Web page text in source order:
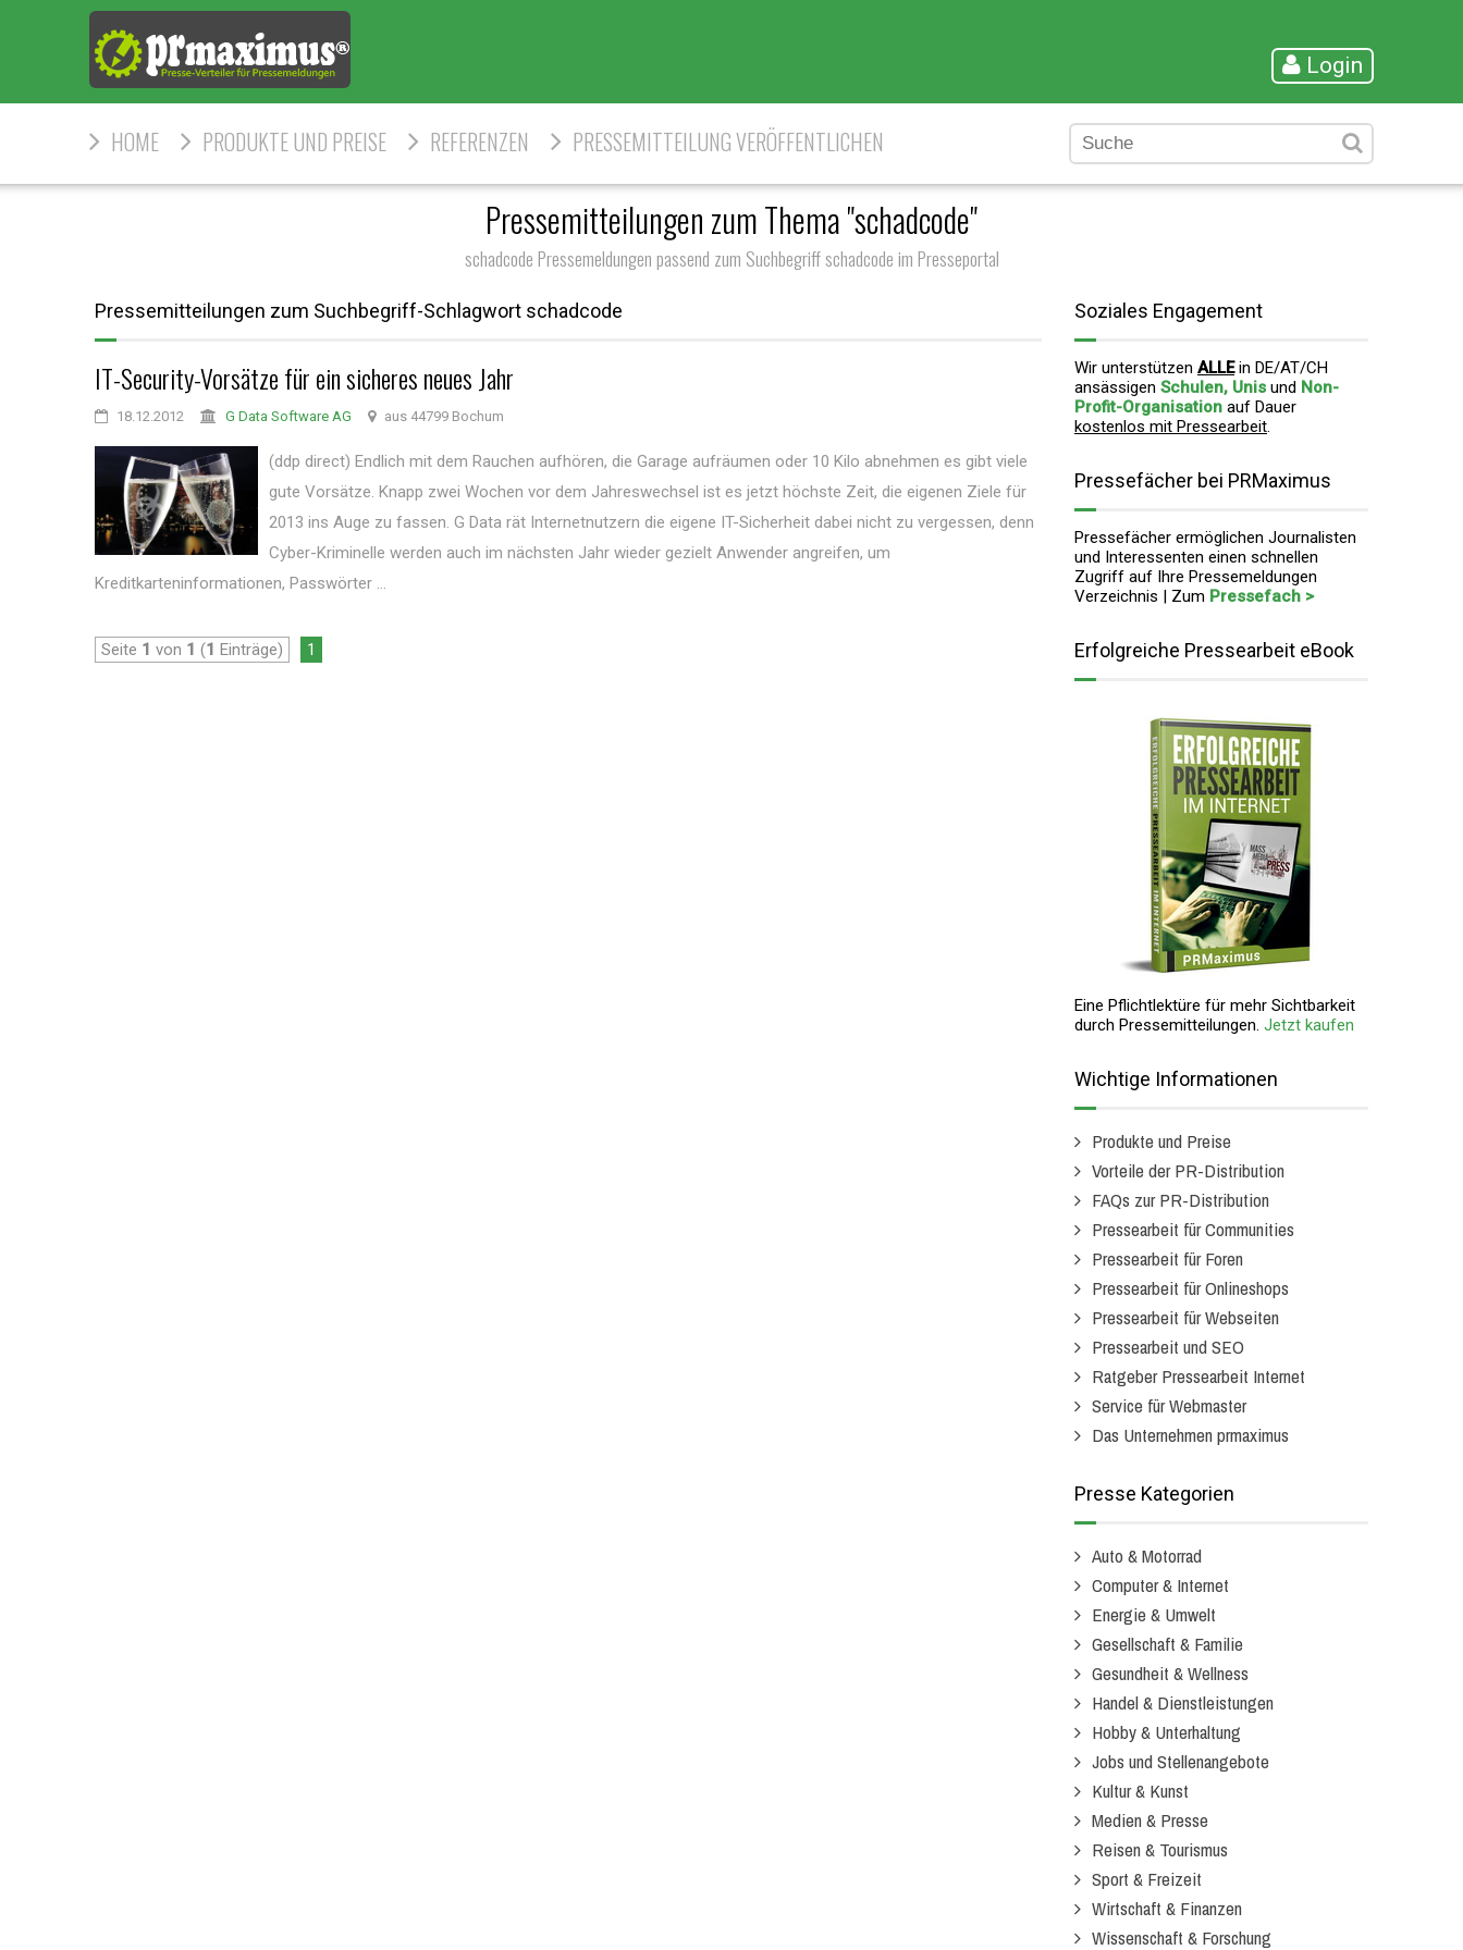
Login
HOME PRODUKTE UND PREISE REFERENZEN PRESSEMITTEILUNG VERÖFFENTLICHEN
Pressemitteilungen zum Thema "schadcode"
schadcode Pressemeldungen passend zum Suchbegriff schadcode im Presseportal
Pressemitteilungen zum Suchbegriff-Schlagwort schadcode
IT-Security-Vorsätze für ein sicheres neues Jahr
18.12.2012 G Data Software AG aus 44799 Bochum
(ddp direct) Endlich mit dem Rauchen aufhören, die Garage aufräumen oder 10 Kilo abnehmen es gibt viele
gute Vorsätze. Knapp zwei Wochen vor dem Jahreswechsel ist es jetzt höchste Zeit, die eigenen Ziele für
2013 ins Auge zu fassen. G Data rät Internetnutzern die eigene IT-Sicherheit dabei nicht zu vergessen, denn
Cyber-Kriminelle werden auch im nächsten Jahr wieder gezielt Anwender angreifen, um
Kreditkarteninformationen, Passwörter ...
Seite 1 von 1 (1 Einträge) 1
Soziales Engagement
Wir unterstützen ALLEin DE/AT/CH
ansässigen Schulen, Unis und Non-
Profit-Organisation auf Dauer
kostenlos mit Pressearbeit.
Pressefächer bei PRMaximus
Pressefächer ermöglichen Journalisten
und Interessenten einen schnellen
Zugriff auf Ihre Pressemeldungen
Verzeichnis | Zum Pressefach >
Erfolgreiche Pressearbeit eBook
Eine Pflichtlektüre für mehr Sichtbarkeit
durch Pressemitteilungen. Jetzt kaufen
Wichtige Informationen
Produkte und Preise
Vorteile der PR-Distribution
FAQs zur PR-Distribution
Pressearbeit für Communities
Pressearbeit für Foren
Pressearbeit für Onlineshops
Pressearbeit für Webseiten
Pressearbeit und SEO
Ratgeber Pressearbeit Internet
Service für Webmaster
Das Unternehmen prmaximus
Presse Kategorien
Auto & Motorrad
Computer & Internet
Energie & Umwelt
Gesellschaft & Familie
Gesundheit & Wellness
Handel & Dienstleistungen
Hobby & Unterhaltung
Jobs und Stellenangebote
Kultur & Kunst
Medien & Presse
Reisen & Tourismus
Sport & Freizeit
Wirtschaft & Finanzen
Wissenschaft & Forschung